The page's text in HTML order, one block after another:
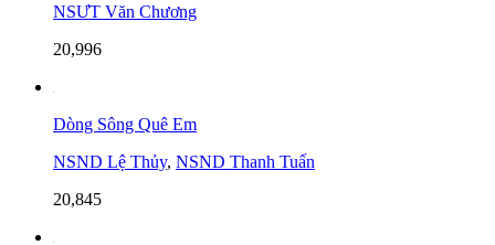
NSƯT Văn Chương
20,996
Dòng Sông Quê Em
NSND Lệ Thủy, NSND Thanh Tuấn
20,845